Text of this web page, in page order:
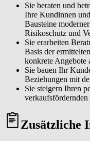
Sie beraten und
Ihre Kundinnen
Bausteine
Risikoschutz und
Sie erarbeiten
Basis der
konkrete Angebote
Sie bauen Ihr
Beziehungen mit
Sie steigern Ihren
Zusätzliche